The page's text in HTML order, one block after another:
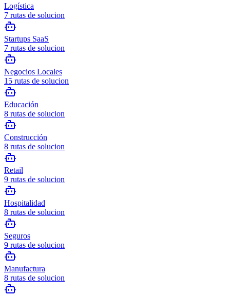
Logística
7 rutas de solucion
Startups SaaS
7 rutas de solucion
Negocios Locales
15 rutas de solucion
Educación
8 rutas de solucion
Construcción
8 rutas de solucion
Retail
9 rutas de solucion
Hospitalidad
8 rutas de solucion
Seguros
9 rutas de solucion
Manufactura
8 rutas de solucion